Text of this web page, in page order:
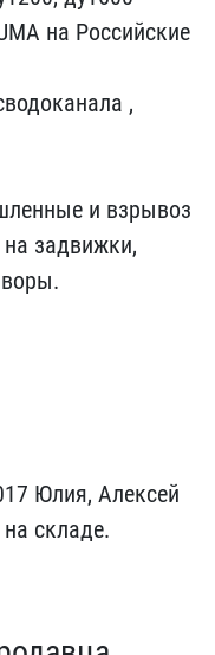
на Российские
,​
и взрывоз​
задвижки,
Юлия, Алексей
ск​ладе.